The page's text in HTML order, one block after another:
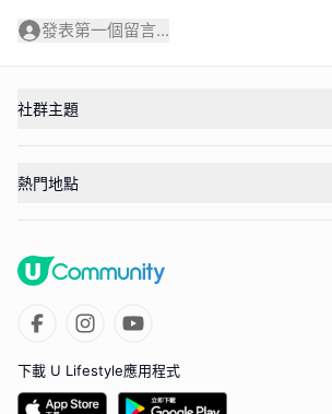
發表第一個留言...
社群主題
熱門地點
下載 U Lifestyle應用程式